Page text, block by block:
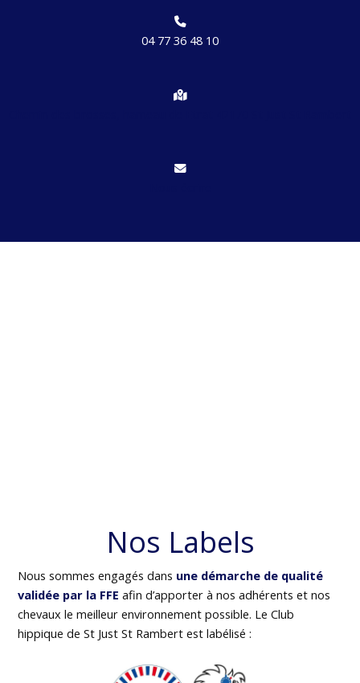
04 77 36 48 10
Nos Labels
Nous sommes engagés dans une démarche de qualité
validée par la FFE afin d’apporter à nos adhérents et nos
chevaux le meilleur environnement possible. Le Club
hippique de St Just St Rambert est labélisé :